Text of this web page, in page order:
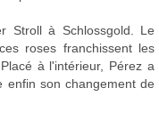
Stroll à Schlossgold. Le
roses franchissent les
à l'intérieur, Pérez a
enfin son changement de